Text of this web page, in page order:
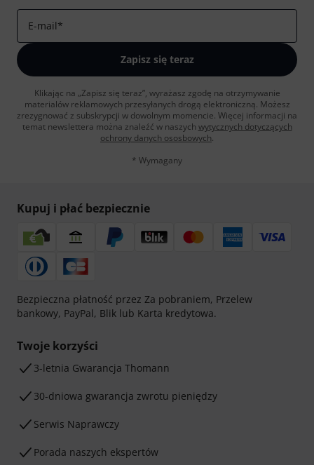
E-mail*
Zapisz się teraz
Klikając na „Zapisz się teraz”, wyrażasz zgodę na otrzymywanie
materialów reklamowych przesyłanych drogą elektroniczną. Możesz
zrezygnować z subskrypcji w dowolnym momencie. Więcej informacji na
temat newslettera można znaleźć w naszych wytycznych dotyczących
ochrony danych ososbowych.
* Wymagany
Kupuj i płać bezpiecznie
Bezpieczna płatność przez Za pobraniem, Przelew
bankowy, PayPal, Blik lub Karta kredytowa.
Twoje korzyści
3-letnia Gwarancja Thomann
30-dniowa gwarancja zwrotu pieniędzy
Serwis Naprawczy
Porada naszych ekspertów